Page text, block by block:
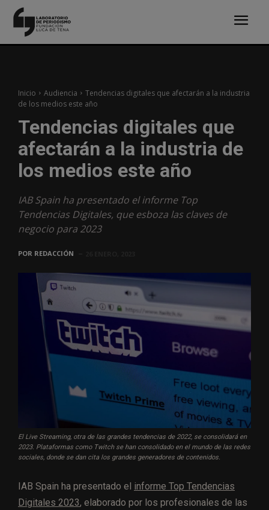
Inicio Audiencia
Tendencias digitales que afectarán a la industria
de los medios este año
Tendencias digitales que
afectarán a la industria de
los medios este año
IAB Spain ha presentado el informe Top
Tendencias Digitales, que esboza las claves de
negocio para 2023
POR REDACCIÓN
El Live Streaming, otra de las grandes tendencias de 2022, se consolidará en
2023. Plataformas como Twitch se han consolidado en el mundo de las redes
sociales, donde se dan cita los grandes generadores de contenidos.
IAB Spain ha presentado el informe Top Tendencias
Digitales 2023, elaborado por los profesionales de las